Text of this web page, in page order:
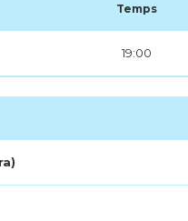
Temps
19:00